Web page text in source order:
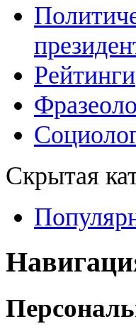
Рейтинги
Скрытая